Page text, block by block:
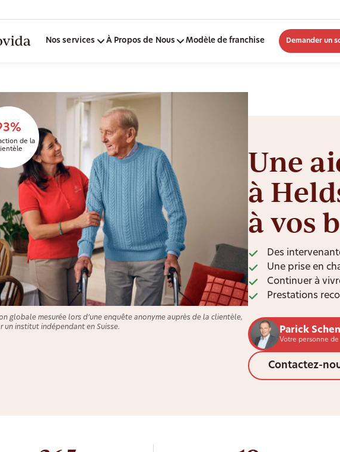
Nos services À Propos de Nous Modèle de franchise Demander un
de la
globale mesurée lors d’une enquête anonyme auprès de la clientèle,
un institut indépendant en Suisse.
Une
à
à vos
Des
Une prise en
Continuer à
Prestations
Parick
Votre personne
Contactez-